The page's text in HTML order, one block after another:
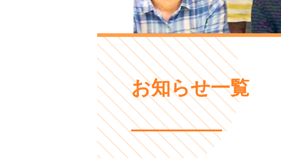
お知らせ一覧